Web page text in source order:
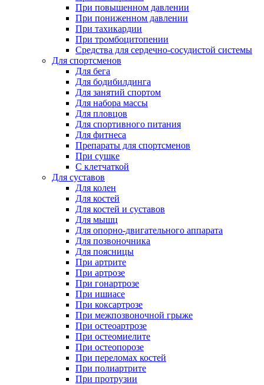
При повышенном давлении
При пониженном давлении
При тахикардии
При тромбоцитопении
Средства для сердечно-сосудистой системы
Для спортсменов
Для бега
Для бодибилдинга
Для занятий спортом
Для набора массы
Для пловцов
Для спортивного питания
Для фитнеса
Препараты для спортсменов
При сушке
С клетчаткой
Для суставов
Для колен
Для костей
Для костей и суставов
Для мышц
Для опорно-двигательного аппарата
Для позвоночника
Для поясницы
При артрите
При артрозе
При гонартрозе
При ишиасе
При коксартрозе
При межпозвоночной грыже
При остеоартрозе
При остеомиелите
При остеопорозе
При переломах костей
При полиартрите
При протрузии